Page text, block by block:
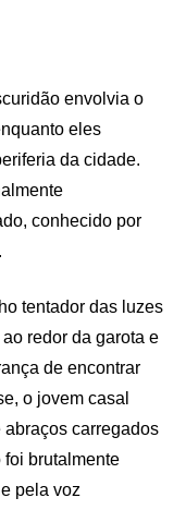
envolvia o
eles
da cidade.
conhecido por
tentador das luzes
redor da garota e
de encontrar
o jovem casal
carregados
brutalmente
pela voz